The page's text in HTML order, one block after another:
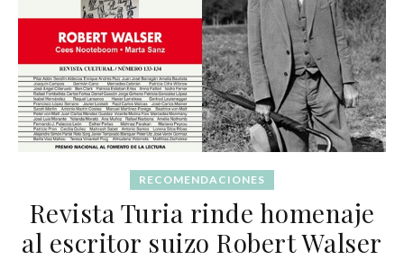
RECOMENDACIONES
Revista Turia rinde homenaje
al escritor suizo Robert Walser